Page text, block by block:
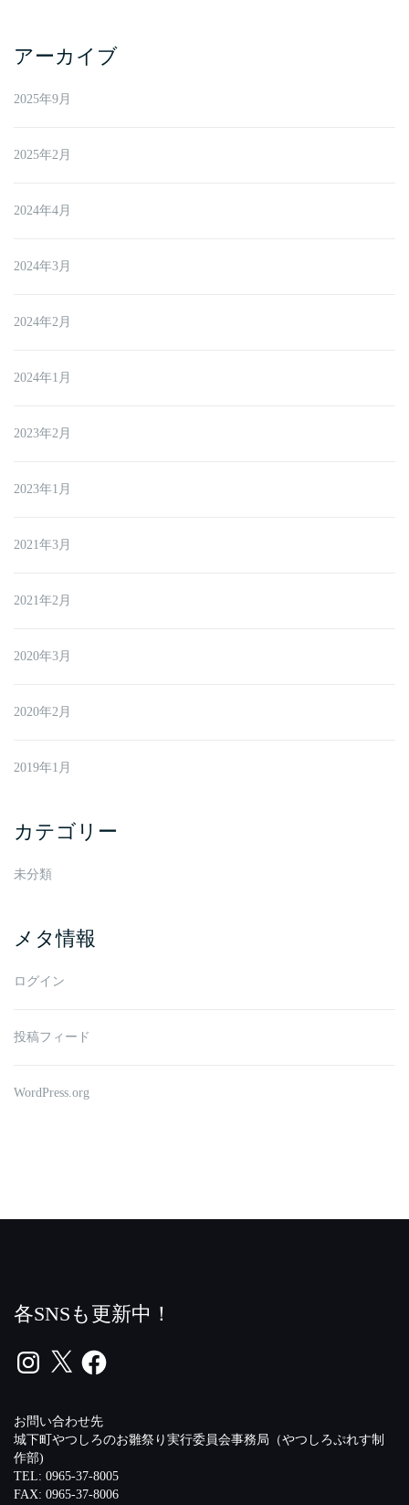
アーカイブ
2025年9月
2025年2月
2024年4月
2024年3月
2024年2月
2024年1月
2023年2月
2023年1月
2021年3月
2021年2月
2020年3月
2020年2月
2019年1月
カテゴリー
未分類
メタ情報
ログイン
投稿フィード
WordPress.org
各SNSも更新中！
Instagram
X Facebook
お問い合わせ先
城下町やつしろのお雛祭り実行委員会事務局（やつしろぷれす制
作部)
TEL: 0965-37-8005
FAX: 0965-37-8006